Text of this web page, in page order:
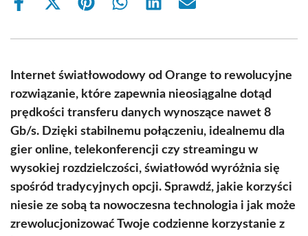
Share
Share
(Twitter)
Share Share Share Share
Internet światłowodowy od Orange to rewolucyjne
rozwiązanie, które zapewnia nieosiągalne dotąd
prędkości transferu danych wynoszące nawet 8
Gb/s. Dzięki stabilnemu połączeniu, idealnemu dla
gier online, telekonferencji czy streamingu w
wysokiej rozdzielczości, światłowód wyróżnia się
spośród tradycyjnych opcji. Sprawdź, jakie korzyści
niesie ze sobą ta nowoczesna technologia i jak może
zrewolucjonizować Twoje codzienne korzystanie z